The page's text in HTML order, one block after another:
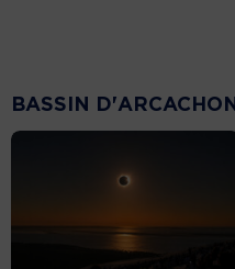
BASSIN D'ARCACHON